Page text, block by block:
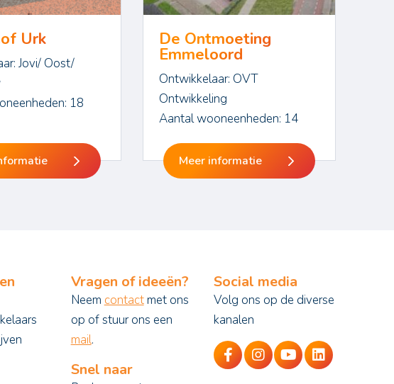
Urk
Jovi/ Oost/
18
De Ontmoeting
Emmeloord
Ontwikkelaar: OVT
Ontwikkeling
Aantal wooneenheden: 14
Meer informatie
Vragen of ideeën?
Neem contactmet ons
op of stuur ons een
mail.
Snel naar
Social media
Volg ons op de diverse
kanalen